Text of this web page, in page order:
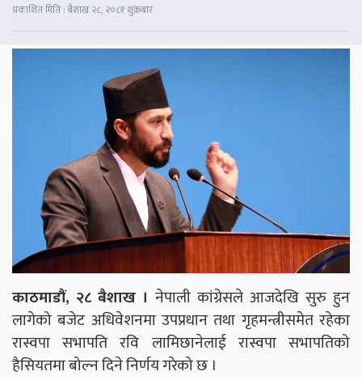
प्रकाशित मिति : बैशाख २८, २०८१ शुक्रबार
काठमाडौं, २८ बैशाख । नेपाली कांग्रेसले आजदेखि सुरु हुन
लागेको बजेट अधिवेशनमा उपप्रधान तथा गृहमन्त्रीसमेत रहेका
रास्वपा सभापति रवि लामिछानेलाई रास्वपा सभापतिको
हैसियतमा बोल्न दिने निर्णय गरेको छ ।